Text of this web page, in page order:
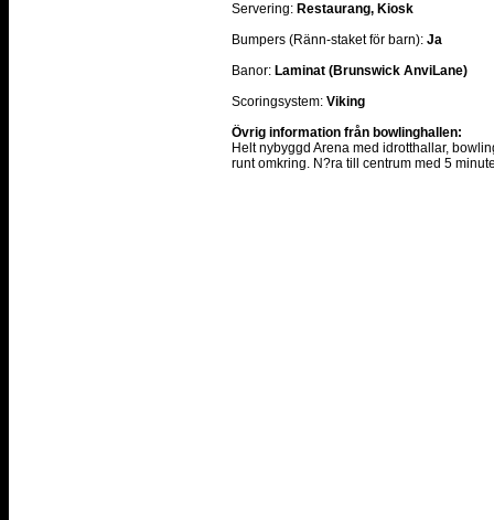
Servering: Restaurang, Kiosk
Bumpers (Ränn-staket för barn): Ja
Banor: Laminat (Brunswick AnviLane)
Scoringsystem: Viking
Övrig information från bowlinghallen:
Helt nybyggd Arena med idrotthallar,
runt omkring. N?ra till centrum med 5